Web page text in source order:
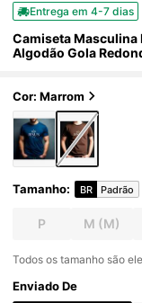
Entrega em 4-7 dias
Camiseta Masculina
Algodão Gola
Cor: Marrom
Tamanho: BR Padrão
P M (M)
Todos os tamanho são
Enviado De